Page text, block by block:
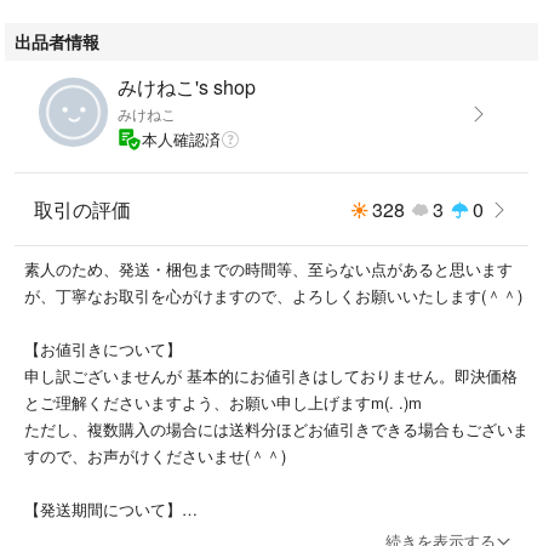
出品者情報
みけねこ's shop
みけねこ
本人確認済
取引の評価 328 3 0
素人のため、発送・梱包までの時間等、至らない点があると思います
が、丁寧なお取引を心がけますので、よろしくお願いいたします(＾＾)
【お値引きについて】
申し訳ございませんが 基本的にお値引きはしておりません。即決価格
とご理解くださいますよう、お願い申し上げますm(. .)m
ただし、複数購入の場合には送料分ほどお値引きできる場合もございま
すので、お声がけくださいませ(＾＾)
【発送期間について】
仕事をしながらのため、発送まで2〜3日ほどお時間をいただきます。
続きを表示する